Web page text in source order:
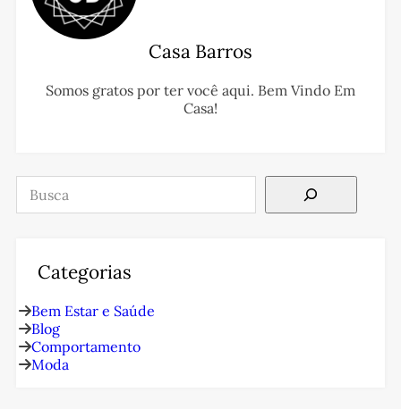
Casa Barros
Somos gratos por ter você aqui. Bem Vindo Em
Casa!
Pesquisar
Categorias
Bem Estar e Saúde
Blog
Comportamento
Moda